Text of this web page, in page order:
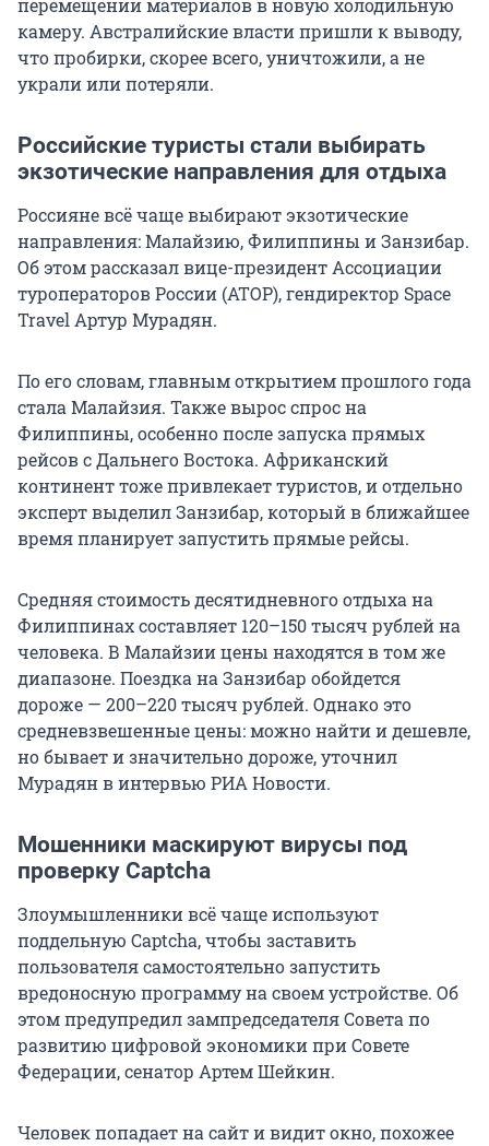
перемещении материалов в новую холодильную
камеру. Австралийские власти пришли к выводу,
что пробирки, скорее всего, уничтожили, а не
украли или потеряли.
Российские туристы стали выбирать
экзотические направления для отдыха
Россияне всё чаще выбирают экзотические
направления: Малайзию, Филиппины и Занзибар.
Об этом рассказал вице-президент Ассоциации
туроператоров России (АТОР), гендиректор Space
Travel Артур Мурадян.
По его словам, главным открытием прошлого года
стала Малайзия. Также вырос спрос на
Филиппины, особенно после запуска прямых
рейсов с Дальнего Востока. Африканский
континент тоже привлекает туристов, и отдельно
эксперт выделил Занзибар, который в ближайшее
время планирует запустить прямые рейсы.
Средняя стоимость десятидневного отдыха на
Филиппинах составляет 120–150 тысяч рублей на
человека. В Малайзии цены находятся в том же
диапазоне. Поездка на Занзибар обойдется
дороже — 200–220 тысяч рублей. Однако это
средневзвешенные цены: можно найти и дешевле,
но бывает и значительно дороже, уточнил
Мурадян в интервью РИА Новости.
Мошенники маскируют вирусы под
проверку Captcha
Злоумышленники всё чаще используют
поддельную Captcha, чтобы заставить
пользователя самостоятельно запустить
вредоносную программу на своем устройстве. Об
этом предупредил зампредседателя Совета по
развитию цифровой экономики при Совете
Федерации, сенатор Артем Шейкин.
Человек попадает на сайт и видит окно, похожее